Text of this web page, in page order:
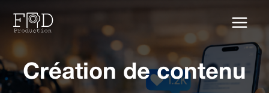
contenu
Création de contenu